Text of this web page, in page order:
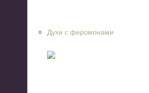
Духи с феромонами